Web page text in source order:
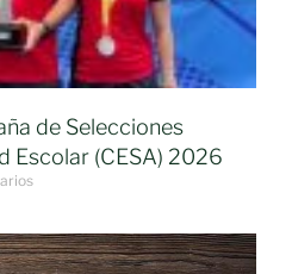
de Selecciones
Escolar (CESA) 2026